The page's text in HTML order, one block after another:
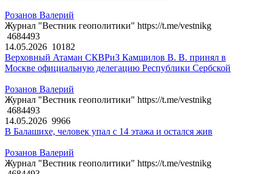
Розанов Валерий
Журнал "Вестник геополитики" https://t.me/vestnikg
4684493
14.05.2026 10182
Верховный Атаман СКВРиЗ Камшилов В. В. принял в
Москве официальную делегацию Республики Сербской
Розанов Валерий
Журнал "Вестник геополитики" https://t.me/vestnikg
4684493
14.05.2026 9966
В Балашихе, человек упал с 14 этажа и остался жив
Розанов Валерий
Журнал "Вестник геополитики" https://t.me/vestnikg